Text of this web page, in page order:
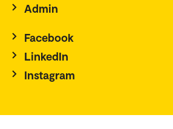
Admin
Facebook
LinkedIn
Instagram